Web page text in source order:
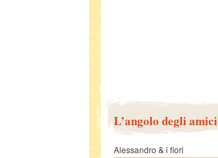
L’angolo degli amici
Alessandro & i fiori